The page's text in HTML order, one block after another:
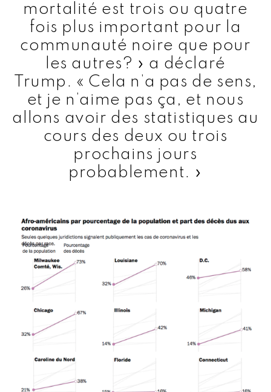
mortalité est trois ou quatre
fois plus important pour la
communauté noire que pour
les autres? » a déclaré
Trump. « Cela n’a pas de sens,
et je n’aime pas ça, et nous
allons avoir des statistiques au
cours des deux ou trois
prochains jours
probablement. »